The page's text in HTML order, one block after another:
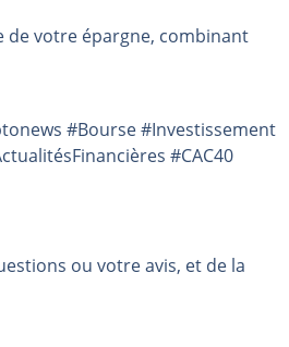
de votre épargne, combinant
#Bourse #Investissement
#CAC40
ou votre avis, et de la